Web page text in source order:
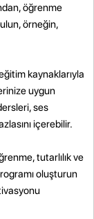
öğrenme
örneğin,
kaynaklarıyla
uygun
ses
içerebilir.
tutarlılık ve
oluşturun